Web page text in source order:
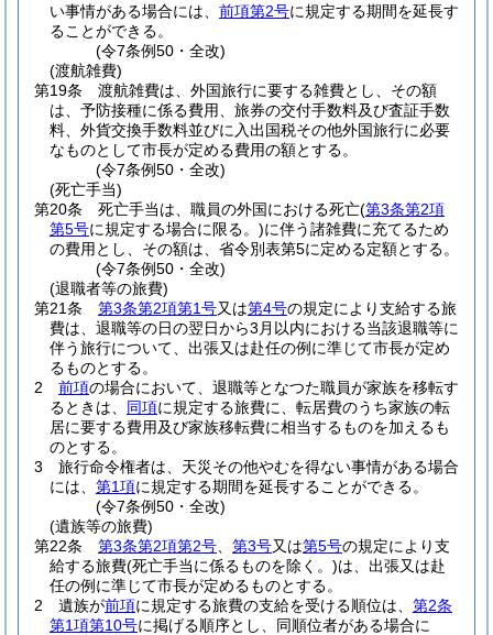
い事情がある場合には、 前項第2号に規定する期間を延長す
ることができる。
(令7条例50・全改)
(渡航雑費)
第19条
渡航雑費は、外国旅行に要する雑費とし、その額
は、予防接種に係る費用、旅券の交付手数料及び査証手数
料、外貨交換手数料並びに入出国税その他外国旅行に必要
なものとして市長が定める費用の額とする。
(令7条例50・全改)
(死亡手当)
第20条
死亡手当は、職員の外国における死亡(第3条第2項
第5号に規定する場合に限る。)に伴う諸雑費に充てるため
の費用とし、その額は、省令別表第5に定める定額とする。
(令7条例50・全改)
(退職者等の旅費)
第21条
第3条第2項第1号又は第4号の規定により支給する旅
費は、退職等の日の翌日から3月以内における当該退職等に
伴う旅行について、出張又は赴任の例に準じて市長が定め
るものとする。
2
前項の場合において、退職等となつた職員が家族を移転す
るときは、 同項に規定する旅費に、転居費のうち家族の転
居に要する費用及び家族移転費に相当するものを加えるも
のとする。
3
旅行命令権者は、天災その他やむを得ない事情がある場合
には、 第1項に規定する期間を延長することができる。
(令7条例50・全改)
(遺族等の旅費)
第22条
第3条第2項第2号 第3号又は第5号の規定により支
給する旅費(死亡手当に係るものを除く。)は、出張又は赴
任の例に準じて市長が定めるものとする。
2
遺族が前項に規定する旅費の支給を受ける順位は、 第2条
第1項第10号に掲げる順序とし、同順位者がある場合に